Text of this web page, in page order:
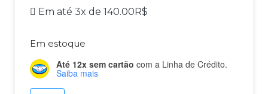
Em até 3x de 140.00R$
Em estoque
Até 12x sem cartão com a Linha de Crédito.
Saiba mais